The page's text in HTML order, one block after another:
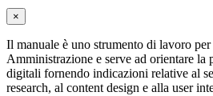
×
Il manuale è uno strumento di lavoro
Amministrazione e serve ad orientare la
digitali fornendo indicazioni relative al
research, al content design e alla user